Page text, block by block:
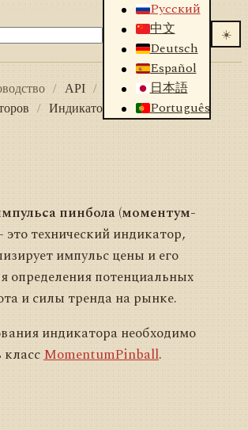
Русский
中文
Deutsch
Español
日本語
Português
☀️
/ API / Индикаторы
/
/
Индикатор импульса пинбола
пинбола (моментум-
- это технический индикатор,
импульс цены и его
определения потенциальных
и силы тренда на рынке.
индикатора необходимо
классMomentumPinball.